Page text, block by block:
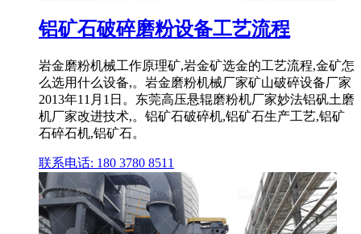
铝矿石破碎磨粉设备工艺流程
岩金磨粉机械工作原理矿,岩金矿选金的工艺流程,金矿怎
么选用什么设备,。岩金磨粉机械厂家矿山破碎设备厂家
2013年11月1日。东莞高压悬辊磨粉机厂家妙法铝矾土磨
机厂家改进技术,。铝矿石破碎机,铝矿石生产工艺,铝矿
石碎石机,铝矿石。
联系电话: 180 3780 8511